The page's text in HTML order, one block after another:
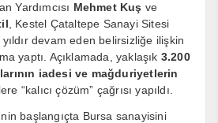
Yardımcısı Mehmet Kuş ve
, Kestel Çataltepe Sanayi Sitesi
devam eden belirsizliğe ilişkin
yaptı. Açıklamada, yaklaşık 3.200
iadesi ve mağduriyetlerin
“kalıcı çözüm” çağrısı yapıldı.
başlangıçta Bursa sanayisini